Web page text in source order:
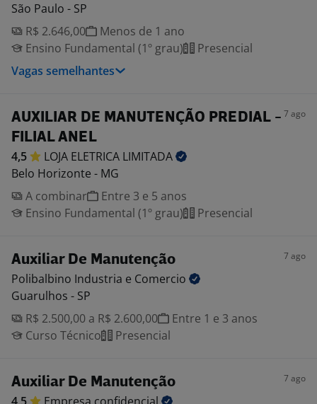
São Paulo - SP
R$ 2.646,00
Menos de 1 ano
Ensino Fundamental (1º grau)
Presencial
Vagas semelhantes
AUXILIAR DE MANUTENÇÃO PREDIAL -
FILIAL ANEL
7 ago
4,5 LOJA ELETRICA LIMITADA
Belo Horizonte - MG
A combinar
Entre 3 e 5 anos
Ensino Fundamental (1º grau)
Presencial
Auxiliar De Manutenção 7 ago
Polibalbino Industria e Comercio
Guarulhos - SP
R$ 2.500,00 a R$ 2.600,00
Entre 1 e 3 anos
Curso Técnico
Presencial
Auxiliar De Manutenção 7 ago